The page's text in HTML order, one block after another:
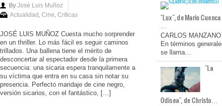
By José Luis Muñoz
Actualidad, Cine, Críticas
JOSÉ LUIS MUÑOZ Cuesta mucho sorprender
en un thriller. Lo más fácil es seguir caminos
trillados. Una ballena tiene el mérito de
desconcertar al espectador desde la primera
secuencia: una sicaria espera tranquilamente a
su víctima que entra en su casa sin notar su
presencia. Perfecto maridaje de cine negro,
versión sicarios, con el fantástico, […]
"Lux", de Mario Cuenca
…
CARLOS MANZANO
En términos
se llama…
"La
Odisea", de Christo…